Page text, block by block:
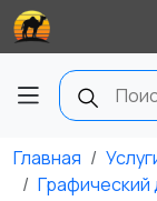
Главная
Графический